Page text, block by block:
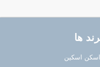
ها
اسکن اسکین